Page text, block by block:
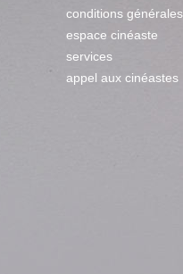
conditions générales
espace cinéaste
services
appel aux cinéastes